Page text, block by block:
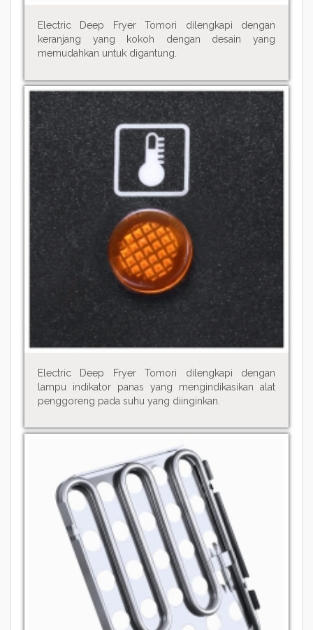
Electric Deep Fryer Tomori dilengkapi dengan
keranjang yang kokoh dengan desain yang
memudahkan untuk digantung.
Electric Deep Fryer Tomori dilengkapi dengan
lampu indikator panas yang mengindikasikan alat
penggoreng pada suhu yang diinginkan.